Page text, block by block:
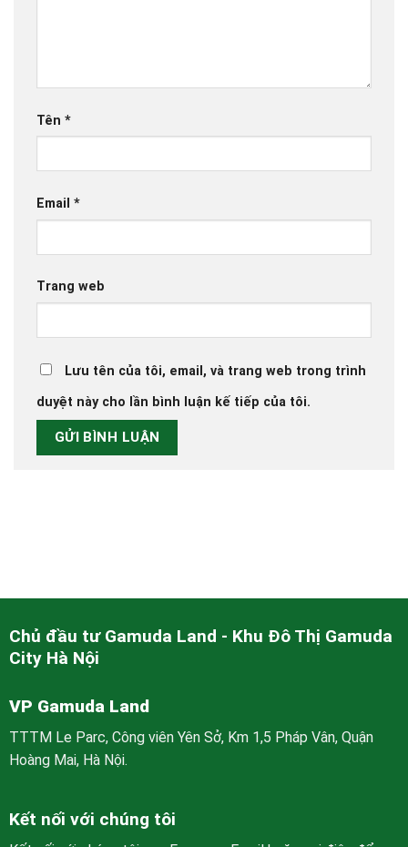
Tên *
Email *
Trang web
Lưu tên của tôi, email, và trang web trong trình
duyệt này cho lần bình luận kế tiếp của tôi.
Chủ đầu tư Gamuda Land - Khu Đô Thị Gamuda
City Hà Nội
VP Gamuda Land
TTTM Le Parc, Công viên Yên Sở, Km 1,5 Pháp Vân, Quận
Hoàng Mai, Hà Nội.
Kết nối với chúng tôi